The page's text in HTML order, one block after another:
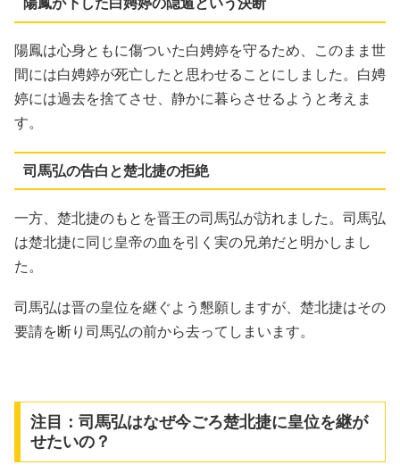
陽鳳が下した白娉婷の隠遁という決断
陽鳳は心身ともに傷ついた白娉婷を守るため、このまま世
間には白娉婷が死亡したと思わせることにしました。白娉
婷には過去を捨てさせ、静かに暮らさせるようと考えま
す。
司馬弘の告白と楚北捷の拒絶
一方、楚北捷のもとを晋王の司馬弘が訪れました。司馬弘
は楚北捷に同じ皇帝の血を引く実の兄弟だと明かしまし
た。
司馬弘は晋の皇位を継ぐよう懇願しますが、楚北捷はその
要請を断り司馬弘の前から去ってしまいます。
注目：司馬弘はなぜ今ごろ楚北捷に皇位を継が
せたいの？